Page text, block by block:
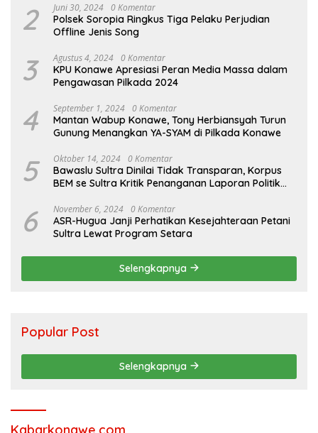
2 Juni 30, 2024 0 Komentar
Polsek Soropia Ringkus Tiga Pelaku Perjudian
Offline Jenis Song
3 Agustus 4, 2024 0 Komentar
KPU Konawe Apresiasi Peran Media Massa dalam
Pengawasan Pilkada 2024
4 September 1, 2024 0 Komentar
Mantan Wabup Konawe, Tony Herbiansyah Turun
Gunung Menangkan YA-SYAM di Pilkada Konawe
5 Oktober 14, 2024 0 Komentar
Bawaslu Sultra Dinilai Tidak Transparan, Korpus
BEM se Sultra Kritik Penanganan Laporan Politik
6 November 6, 2024 0 Komentar
ASR-Hugua Janji Perhatikan Kesejahteraan Petani
Sultra Lewat Program Setara
Selengkapnya
Popular Post
Selengkapnya
Kabarkonawe.com